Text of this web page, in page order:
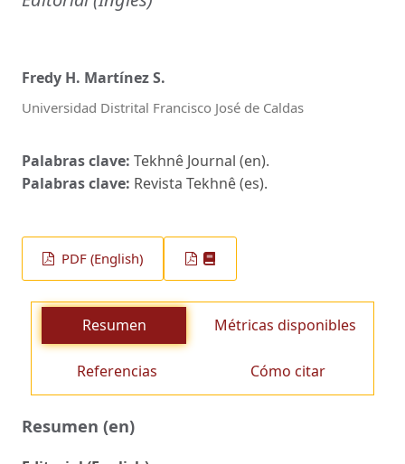
Fredy H. Martínez S.
Universidad Distrital Francisco José de Caldas
Palabras clave: Tekhnê Journal (en).
Palabras clave: Revista Tekhnê (es).
PDF (English)
Resumen Métricas disponibles
Referencias Cómo citar
Resumen (en)